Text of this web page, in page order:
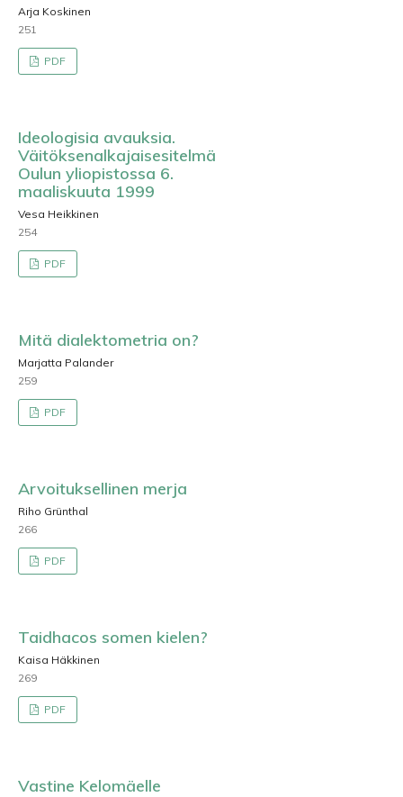
Arja Koskinen
251
PDF
Ideologisia avauksia.
Väitöksenalkajaisesitelmä
Oulun yliopistossa 6.
maaliskuuta 1999
Vesa Heikkinen
254
PDF
Mitä dialektometria on?
Marjatta Palander
259
PDF
Arvoituksellinen merja
Riho Grünthal
266
PDF
Taidhacos somen kielen?
Kaisa Häkkinen
269
PDF
Vastine Kelomäelle